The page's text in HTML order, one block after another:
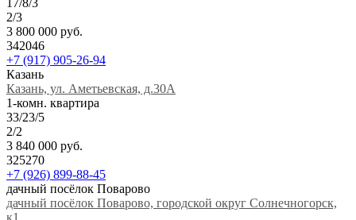
17/8/3
2/3
3 800 000 руб.
342046
+7 (917) 905-26-94
Казань
Казань, ул. Аметьевская, д.30А
1-комн. квартира
33/23/5
2/2
3 840 000 руб.
325270
+7 (926) 899-88-45
дачный посёлок Поварово
дачный посёлок Поварово, городской округ Солнечногорск,
к1